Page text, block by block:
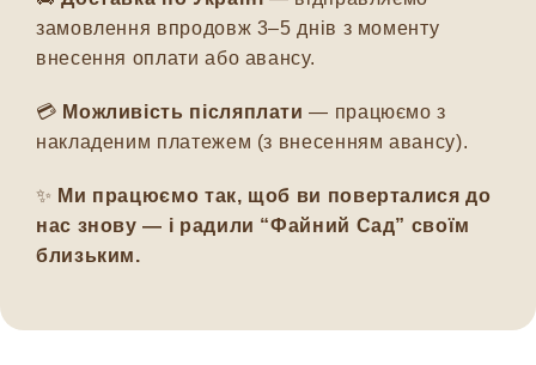
замовлення впродовж 3–5 днів з моменту
внесення оплати або авансу.
💳 Можливість післяплати — працюємо з
накладеним платежем (з внесенням авансу).
✨ Ми працюємо так, щоб ви поверталися до
нас знову — і радили “Файний Сад” своїм
близьким.